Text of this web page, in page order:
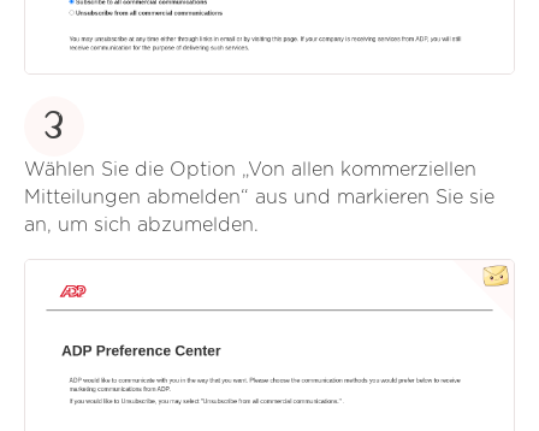
3
Wählen Sie die Option „Von allen kommerziellen
Mitteilungen abmelden“ aus und markieren Sie sie
an, um sich abzumelden.